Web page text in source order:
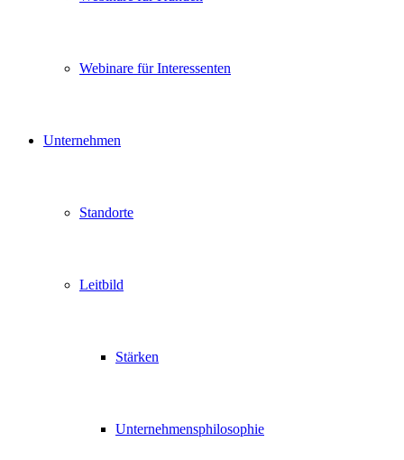
Webinare für Interessenten
Unternehmen
Standorte
Leitbild
Stärken
Unternehmensphilosophie